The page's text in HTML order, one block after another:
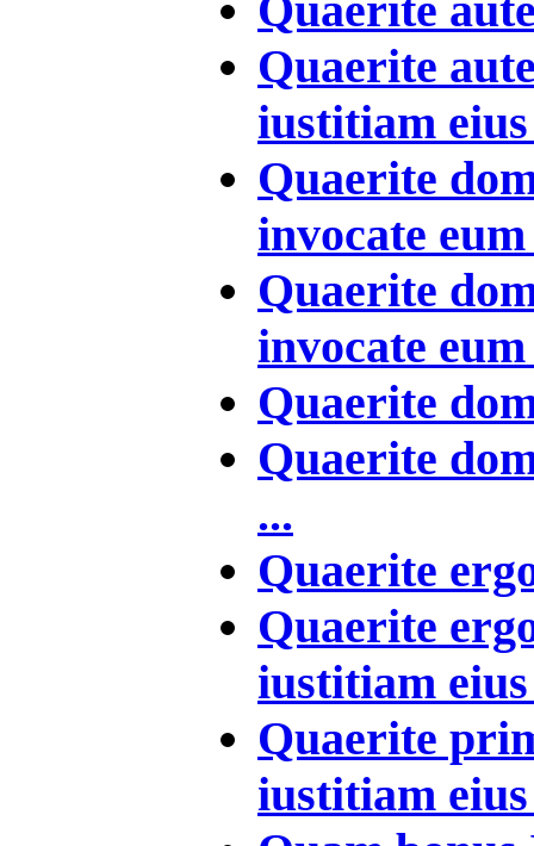
Quaerite
iustitiam eius
Quaerite
invocate
Quaerite
invocate
Quaerite
Quaerite
...
Quaerite
Quaerite
iustitiam eius
Quaerite
iustitiam